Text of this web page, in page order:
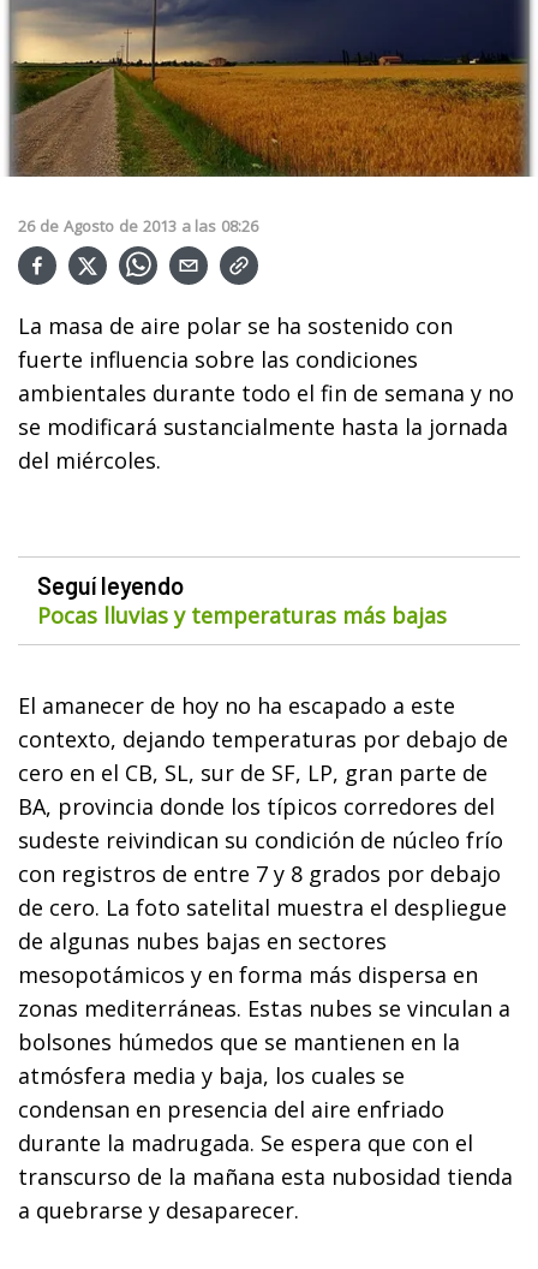
26 de Agosto de 2013 a las 08:26
La masa de aire polar se ha sostenido con
fuerte influencia sobre las condiciones
ambientales durante todo el fin de semana y no
se modificará sustancialmente hasta la jornada
del miércoles.
Seguí leyendo
Pocas lluvias y temperaturas más bajas
El amanecer de hoy no ha escapado a este
contexto, dejando temperaturas por debajo de
cero en el CB, SL, sur de SF, LP, gran parte de
BA, provincia donde los típicos corredores del
sudeste reivindican su condición de núcleo frío
con registros de entre 7 y 8 grados por debajo
de cero. La foto satelital muestra el despliegue
de algunas nubes bajas en sectores
mesopotámicos y en forma más dispersa en
zonas mediterráneas. Estas nubes se vinculan a
bolsones húmedos que se mantienen en la
atmósfera media y baja, los cuales se
condensan en presencia del aire enfriado
durante la madrugada. Se espera que con el
transcurso de la mañana esta nubosidad tienda
a quebrarse y desaparecer.